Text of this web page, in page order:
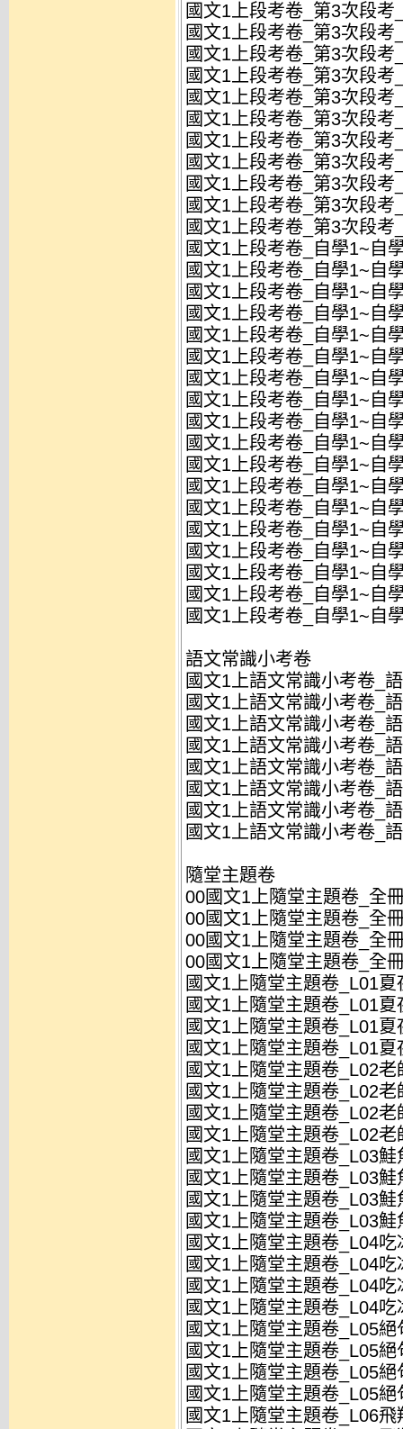
國文1上段考卷_第3次段
國文1上段考卷_第3次段
國文1上段考卷_第3次段
國文1上段考卷_第3次段
國文1上段考卷_第3次段
國文1上段考卷_第3次段
國文1上段考卷_第3次段
國文1上段考卷_第3次段
國文1上段考卷_第3次段
國文1上段考卷_第3次段考
國文1上段考卷_第3次段考
國文1上段考卷_自學1~自
國文1上段考卷_自學1~自
國文1上段考卷_自學1~自
國文1上段考卷_自學1~自
國文1上段考卷_自學1~自
國文1上段考卷_自學1~自
國文1上段考卷_自學1~自
國文1上段考卷_自學1~自
國文1上段考卷_自學1~自
國文1上段考卷_自學1~自
國文1上段考卷_自學1~自
國文1上段考卷_自學1~自
國文1上段考卷_自學1~自
國文1上段考卷_自學1~自
國文1上段考卷_自學1~自
國文1上段考卷_自學1~自
國文1上段考卷_自學1~自
國文1上段考卷_自學1~自
語文常識小考卷
國文1上語文常識小考卷_
國文1上語文常識小考卷_
國文1上語文常識小考卷_
國文1上語文常識小考卷_
國文1上語文常識小考卷_
國文1上語文常識小考卷_
國文1上語文常識小考卷_
國文1上語文常識小考卷_
隨堂主題卷
00國文1上隨堂主題卷_全
00國文1上隨堂主題卷_全
00國文1上隨堂主題卷_全
00國文1上隨堂主題卷_全
國文1上隨堂主題卷_L01
國文1上隨堂主題卷_L01
國文1上隨堂主題卷_L01
國文1上隨堂主題卷_L01
國文1上隨堂主題卷_L02
國文1上隨堂主題卷_L02
國文1上隨堂主題卷_L02
國文1上隨堂主題卷_L02
國文1上隨堂主題卷_L03
國文1上隨堂主題卷_L03
國文1上隨堂主題卷_L03
國文1上隨堂主題卷_L03
國文1上隨堂主題卷_L04
國文1上隨堂主題卷_L04
國文1上隨堂主題卷_L04
國文1上隨堂主題卷_L04
國文1上隨堂主題卷_L05
國文1上隨堂主題卷_L05
國文1上隨堂主題卷_L05
國文1上隨堂主題卷_L05
國文1上隨堂主題卷_L06